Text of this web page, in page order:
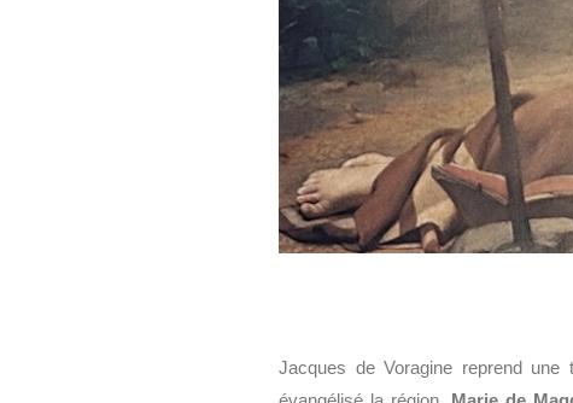
Jacques de Voragine reprend une